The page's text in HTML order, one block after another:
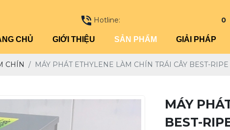
Hotline: 0971 030
CHỦ GIỚI THIỆU SẢN PHẨM GIẢI PHÁP
CHÍN MÁY PHÁT ETHYLENE LÀM CHÍN TRÁI CÂY BEST-
MÁY
BEST-